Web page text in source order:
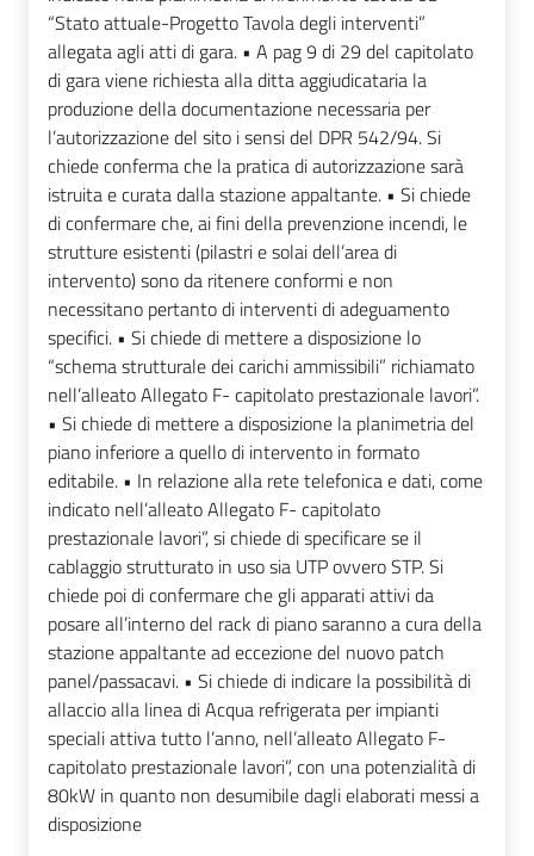
“Stato attuale-Progetto Tavola degli interventi”
allegata agli atti di gara. • A pag 9 di 29 del capitolato
di gara viene richiesta alla ditta aggiudicataria la
produzione della documentazione necessaria per
l’autorizzazione del sito i sensi del DPR 542/94. Si
chiede conferma che la pratica di autorizzazione sarà
istruita e curata dalla stazione appaltante. • Si chiede
di confermare che, ai fini della prevenzione incendi, le
strutture esistenti (pilastri e solai dell’area di
intervento) sono da ritenere conformi e non
necessitano pertanto di interventi di adeguamento
specifici. • Si chiede di mettere a disposizione lo
“schema strutturale dei carichi ammissibili” richiamato
nell’alleato Allegato F- capitolato prestazionale lavori”.
• Si chiede di mettere a disposizione la planimetria del
piano inferiore a quello di intervento in formato
editabile. • In relazione alla rete telefonica e dati, come
indicato nell’alleato Allegato F- capitolato
prestazionale lavori”, si chiede di specificare se il
cablaggio strutturato in uso sia UTP ovvero STP. Si
chiede poi di confermare che gli apparati attivi da
posare all’interno del rack di piano saranno a cura della
stazione appaltante ad eccezione del nuovo patch
panel/passacavi. • Si chiede di indicare la possibilità di
allaccio alla linea di Acqua refrigerata per impianti
speciali attiva tutto l’anno, nell’alleato Allegato F-
capitolato prestazionale lavori”, con una potenzialità di
80kW in quanto non desumibile dagli elaborati messi a
disposizione